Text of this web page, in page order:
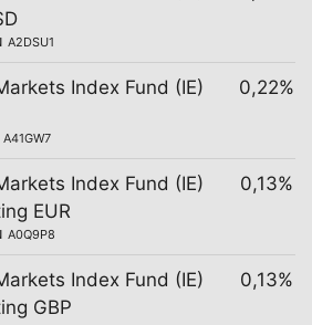
A2DSU1
Index Fund (IE)
A41GW7
0,22%
Index Fund (IE)
EUR
A0Q9P8
0,13%
Index Fund (IE)
GBP
0,13%